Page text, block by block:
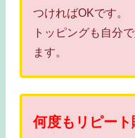
つければOKです。
トッピングも自分
ます。
何度もリピー